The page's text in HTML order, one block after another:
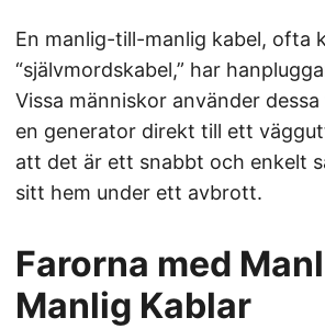
En manlig-till-manlig kabel, ofta
“självmordskabel,” har
Vissa människor använder
en generator direkt till ett
att det är ett snabbt och enkelt
sitt hem under ett avbrott.
Farorna med
Manlig Kablar